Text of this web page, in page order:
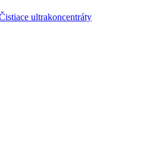
ultrakoncentráty